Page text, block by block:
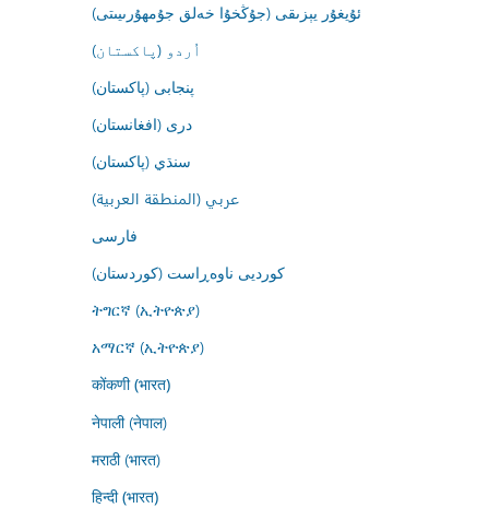
ئۇيغۇر يېزىقى (جۇڭخۇا خەلق جۇمھۇرىيىتى)
اُردو (پاکستان)
پنجابی (پاکستان)
درى (افغانستان)
سنڌي (پاکستان)
عربي (المنطقة العربية)
فارسى
کوردیی ناوەڕاست (کوردستان)
ትግርኛ (ኢትዮጵያ)
አማርኛ (ኢትዮጵያ)
कोंकणी (भारत)
नेपाली (नेपाल)
मराठी (भारत)
हिन्दी (भारत)